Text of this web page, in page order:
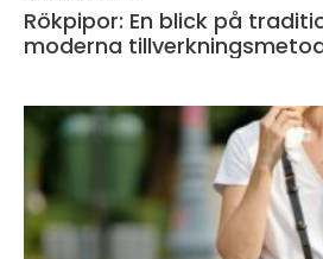
Rökpipor: En blick på
moderna